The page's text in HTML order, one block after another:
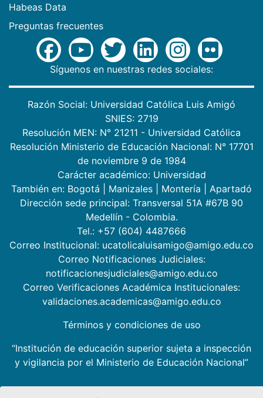
Habeas Data
Preguntas frecuentes
Síguenos en nuestras redes sociales:
Razón Social: Universidad Católica Luis Amigó
SNIES: 2719
Resolución MEN: N° 21211 - Universidad Católica
Resolución Ministerio de Educación Nacional: N° 17701
de noviembre 9 de 1984
Carácter académico: Universidad
También en: Bogotá Manizales Montería
Apartadó
Dirección sede principal: Transversal 51A #67B 90
Medellín - Colombia.
Tel.: +57 (604) 4487666
Correo Institucional: ucatolicaluisamigo@amigo.edu.co
Correo Notificaciones Judiciales:
notificacionesjudiciales@amigo.edu.co
Correo Verificaciones Académica Institucionales:
validaciones.academicas@amigo.edu.co
Términos y condiciones de uso
“Institución de educación superior sujeta a inspección
y vigilancia por el Ministerio de Educación Nacional”